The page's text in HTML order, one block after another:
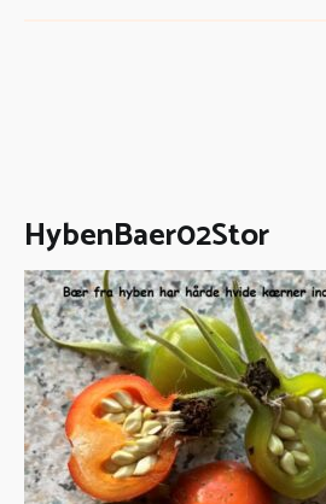
HybenBaer02Stor